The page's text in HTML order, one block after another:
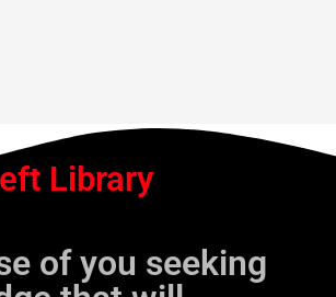
Library
of you seeking